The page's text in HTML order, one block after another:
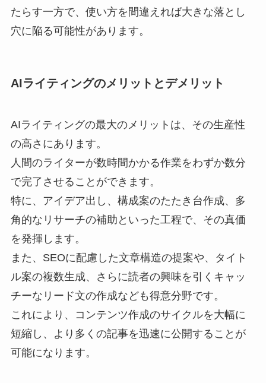
たらす一方で、使い方を間違えれば大きな落とし
穴に陥る可能性があります。
AIライティングのメリットとデメリット
AIライティングの最大のメリットは、その生産性
の高さにあります。
人間のライターが数時間かかる作業をわずか数分
で完了させることができます。
特に、アイデア出し、構成案のたたき台作成、多
角的なリサーチの補助といった工程で、その真価
を発揮します。
また、SEOに配慮した文章構造の提案や、タイト
ル案の複数生成、さらに読者の興味を引くキャッ
チーなリード文の作成なども得意分野です。
これにより、コンテンツ作成のサイクルを大幅に
短縮し、より多くの記事を迅速に公開することが
可能になります。